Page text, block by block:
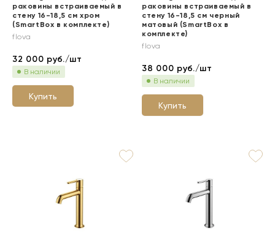
раковины встраиваемый в
стену 16-18,5 см хром
(SmartBox в комплекте)
flova
32 000 руб./шт
В наличии
Купить
раковины встраиваемый в
стену 16-18,5 см черный
матовый (SmartBox в
комплекте)
flova
38 000 руб./шт
В наличии
Купить